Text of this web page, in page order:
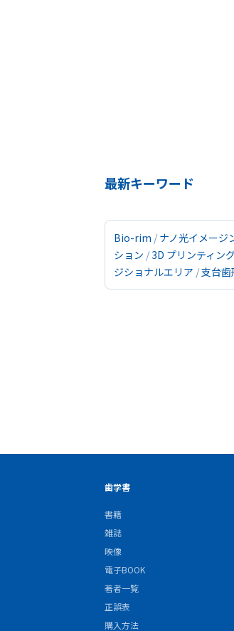
最新キーワード
Bio-rim ナノ光イメージ
ション 3D プリンティン
ジショナルエリア 支台歯
歯学書
書籍
雑誌
映像
電子BOOK
著者一覧
正誤表
購入方法